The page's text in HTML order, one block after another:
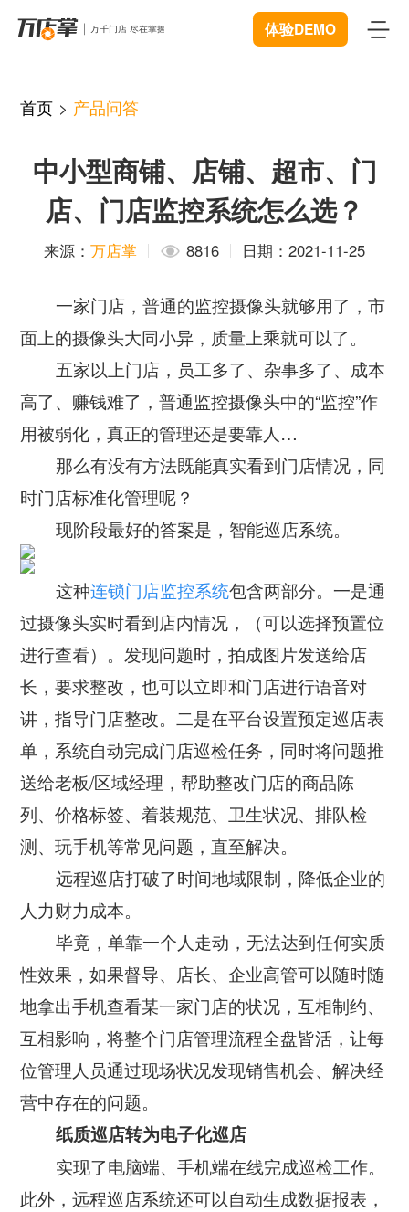
体验DEMO
智能巡店
客流统计
商业BI
远程协同
视频追溯
微信商城
广告信发
AI识别检测
开店流程
电子名片
电子合同
体验中心 New
解决方案
数据赋能
智慧门店
服装行业
快消行业
连锁药店
家居行业
汽车服务
购物中心
美容养生
生鲜行业
智慧工厂
资源中心 New
下载
公司新闻
行业干货
产品问答
企业文档 New
开发者中心
开放平台
联系我们
公司简介
合作与生态
服务政策
岗位招聘
申请使用
首页 > 产品问答
中小型商铺、店铺、超市、门
店、门店监控系统怎么选？
来源： 万店掌 8816 日期：2021-11-25
一家门店，普通的监控摄像头就够用了，市
面上的摄像头大同小异，质量上乘就可以了。
五家以上门店，员工多了、杂事多了、成本
高了、赚钱难了，普通监控摄像头中的“监控”作
用被弱化，真正的管理还是要靠人…
那么有没有方法既能真实看到门店情况，同
时门店标准化管理呢？
现阶段最好的答案是，智能巡店系统。
这种连锁门店监控系统包含两部分。一是通
过摄像头实时看到店内情况，（可以选择预置位
进行查看）。发现问题时，拍成图片发送给店
长，要求整改，也可以立即和门店进行语音对
讲，指导门店整改。二是在平台设置预定巡店表
单，系统自动完成门店巡检任务，同时将问题推
送给老板/区域经理，帮助整改门店的商品陈
列、价格标签、着装规范、卫生状况、排队检
测、玩手机等常见问题，直至解决。
远程巡店打破了时间地域限制，降低企业的
人力财力成本。
毕竟，单靠一个人走动，无法达到任何实质
性效果，如果督导、店长、企业高管可以随时随
地拿出手机查看某一家门店的状况，互相制约、
互相影响，将整个门店管理流程全盘皆活，让每
位管理人员通过现场状况发现销售机会、解决经
营中存在的问题。
纸质巡店转为电子化巡店
实现了电脑端、手机端在线完成巡检工作。
此外，远程巡店系统还可以自动生成数据报表，